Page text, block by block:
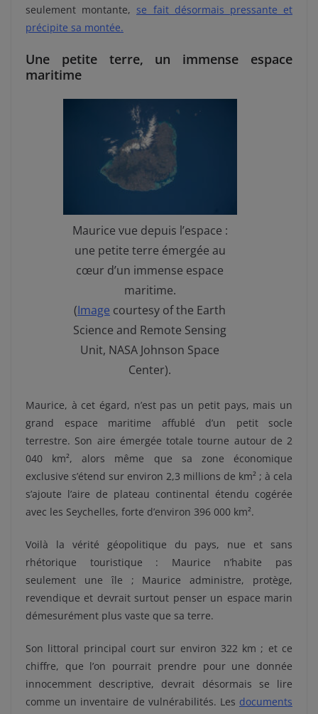
seulement montante, se fait désormais pressante et
précipite sa montée.
Une petite terre, un immense espace
maritime
Maurice vue depuis l’espace :
une petite terre émergée au
cœur d’un immense espace
maritime.
(Image courtesy of the Earth
Science and Remote Sensing
Unit, NASA Johnson Space
Center).
Maurice, à cet égard, n’est pas un petit pays, mais un
grand espace maritime affublé d’un petit socle
terrestre. Son aire émergée totale tourne autour de 2
040 km², alors même que sa zone économique
exclusive s’étend sur environ 2,3 millions de km² ; à cela
s’ajoute l’aire de plateau continental étendu cogérée
avec les Seychelles, forte d’environ 396 000 km².
Voilà la vérité géopolitique du pays, nue et sans
rhétorique touristique : Maurice n’habite pas
seulement une île ; Maurice administre, protège,
revendique et devrait surtout penser un espace marin
démesurément plus vaste que sa terre.
Son littoral principal court sur environ 322 km ; et ce
chiffre, que l’on pourrait prendre pour une donnée
innocemment descriptive, devrait désormais se lire
comme un inventaire de vulnérabilités. Les documents